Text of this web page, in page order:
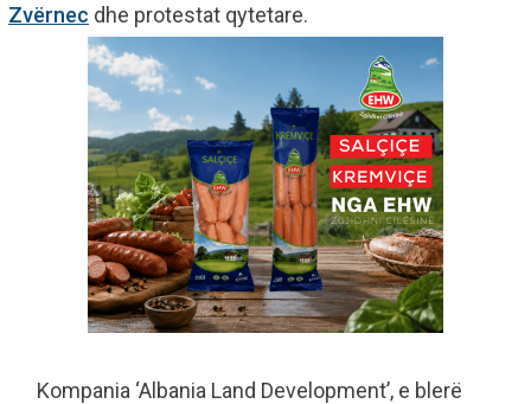
Zvërnec dhe protestat qytetare.
Kompania ‘Albania Land Development’, e blerë